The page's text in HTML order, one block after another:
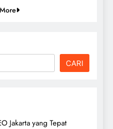
CARI
Jakarta yang Tepat